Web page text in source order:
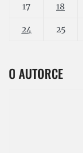
17 18
24 25
O AUTORCE